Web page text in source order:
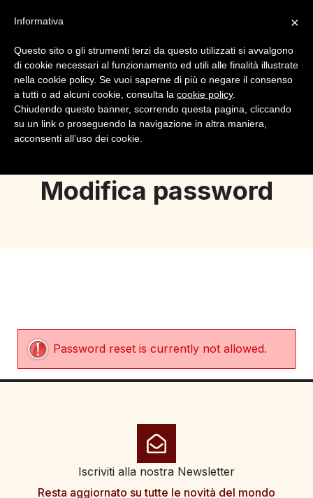
Login Registrazione
Modifica password
Password reset is currently not allowed.
Iscriviti alla nostra Newsletter
Resta aggiornato su tutte le novità del mondo
×
Informativa
Questo sito o gli strumenti terzi da questo utilizzati si avvalgono
di cookie necessari al funzionamento ed utili alle finalità illustrate
nella cookie policy. Se vuoi saperne di più o negare il consenso
a tutti o ad alcuni cookie, consulta la cookie policy.
Chiudendo questo banner, scorrendo questa pagina, cliccando
su un link o proseguendo la navigazione in altra maniera,
acconsenti all’uso dei cookie.